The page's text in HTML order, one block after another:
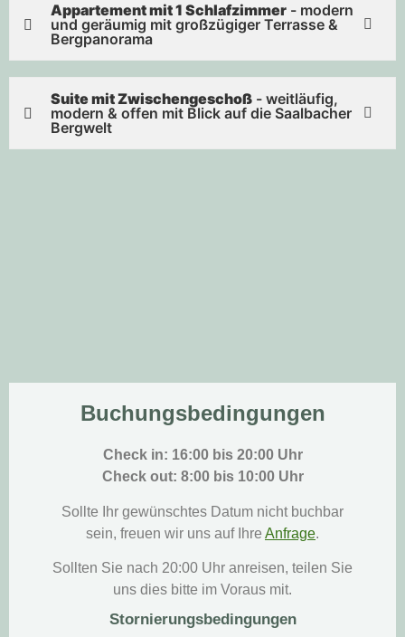
Appartement mit 1 Schlafzimmer - modern
und geräumig mit großzügiger Terrasse &
Bergpanorama
Suite mit Zwischengeschoß - weitläufig,
modern & offen mit Blick auf die Saalbacher
Bergwelt
Buchungsbedingungen
Check in: 16:00 bis 20:00 Uhr
Check out: 8:00 bis 10:00 Uhr
Sollte Ihr gewünschtes Datum nicht buchbar
sein, freuen wir uns auf Ihre Anfrage.
Sollten Sie nach 20:00 Uhr anreisen, teilen Sie
uns dies bitte im Voraus mit.
Stornierungsbedingungen